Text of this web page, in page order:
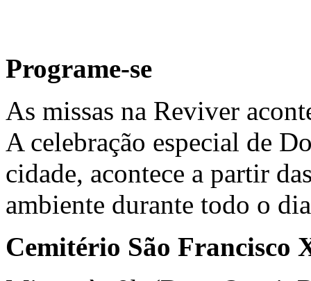
Programe-se
As missas na Reviver
A celebração especial de
cidade, acontece a partir
ambiente durante todo o
Cemitério São Francisco